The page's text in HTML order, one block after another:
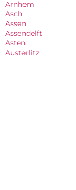
Arnhem
Asch
Assen
Assendelft
Asten
Austerlitz